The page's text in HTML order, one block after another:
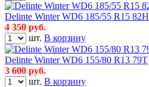
Delinte Winter WD6 185/55 R15 82H
4 350 руб.
шт. В корзину
Delinte Winter WD6 155/80 R13 79T
3 600 руб.
шт. В корзину